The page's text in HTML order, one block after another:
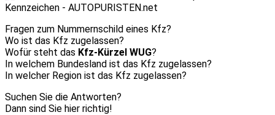
Fragen zum Nummernschild eines Kfz?
Wo ist das Kfz zugelassen?
Wofür steht das Kfz-Kürzel WUG?
In welchem Bundesland ist das Kfz zugelassen?
In welcher Region ist das Kfz zugelassen?
Suchen Sie die Antworten?
Dann sind Sie hier richtig!